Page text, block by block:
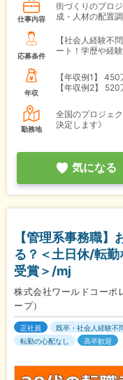
仕事内容
街づくりのプロ
成・人材の配置
応募条件
【社会人経験不
ート！学歴や経
年収
【年収例1】
450
【年収例2】
520
勤務地
全国のプロジェ
決定します》
気になる
【管理系事務職
る？＜土日休/転
受賞＞/mj
株式会社ワールドコーポ
ープ）
正社員 既卒・社会人経験不
転勤の心配なし
高卒歓迎